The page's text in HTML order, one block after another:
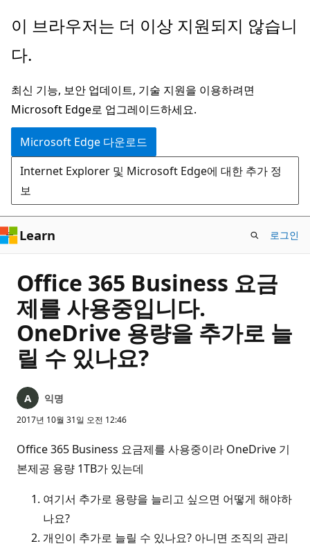
주
콘
츠
로
건
너
뛰
기
이 브라우저는 더 이상 지원되지 않습니
다.
최신 기능, 보안 업데이트, 기술 지원을 이용하려면
Microsoft Edge로 업그레이드하세요.
Microsoft Edge 다운로드
Internet Explorer 및 Microsoft Edge에 대한 추가 정
보
Learn 로그인
Office 365 Business 요금
제를 사용중입니다.
OneDrive 용량을 추가로 늘
릴 수 있나요?
익명
2017년 10월 31일 오전 12:46
Office 365 Business 요금제를 사용중이라 OneDrive 기
본제공 용량 1TB가 있는데
여기서 추가로 용량을 늘리고 싶으면 어떻게 해야하
나요?
개인이 추가로 늘릴 수 있나요? 아니면 조직의 관리